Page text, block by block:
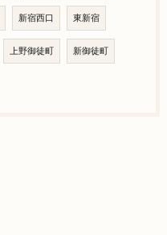
新宿西口 東新宿
上野御徒町 新御徒町